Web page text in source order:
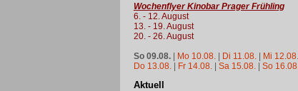
Wochenflyer Kinobar Prager Frühling
6. - 12. August
13. - 19. August
20. - 26. August
So 09.08.| Mo 10.08. | Di 11.08. | Mi 12.08.
Do 13.08. | Fr 14.08. | Sa 15.08. | So 16.08.
Aktuell